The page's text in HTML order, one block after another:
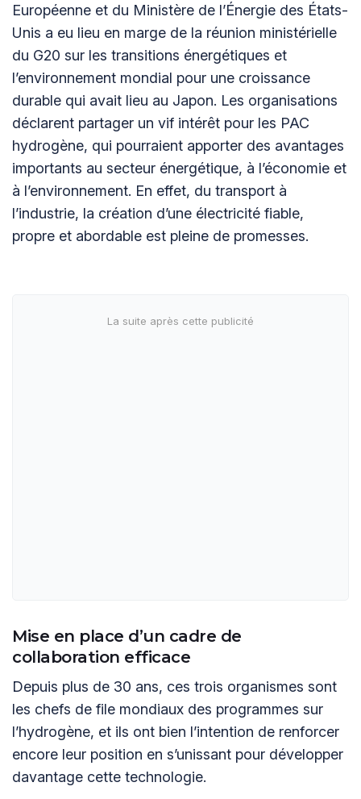
Européenne et du Ministère de l’Énergie des États-
Unis a eu lieu en marge de la réunion ministérielle
du G20 sur les transitions énergétiques et
l’environnement mondial pour une croissance
durable qui avait lieu au Japon. Les organisations
déclarent partager un vif intérêt pour les PAC
hydrogène, qui pourraient apporter des avantages
importants au secteur énergétique, à l’économie et
à l’environnement. En effet, du transport à
l’industrie, la création d’une électricité fiable,
propre et abordable est pleine de promesses.
Mise en place d’un cadre de
collaboration efficace
Depuis plus de 30 ans, ces trois organismes sont
les chefs de file mondiaux des programmes sur
l’hydrogène, et ils ont bien l’intention de renforcer
encore leur position en s’unissant pour développer
davantage cette technologie.